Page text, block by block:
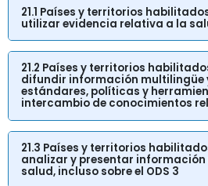
21.1 Países y territorios
utilizar evidencia relativa a la
21.2 Países y territorios
difundir información multilingüe
estándares, políticas y
intercambio de conocimientos
21.3 Países y territorios
analizar y presentar
salud, incluso sobre el ODS 3